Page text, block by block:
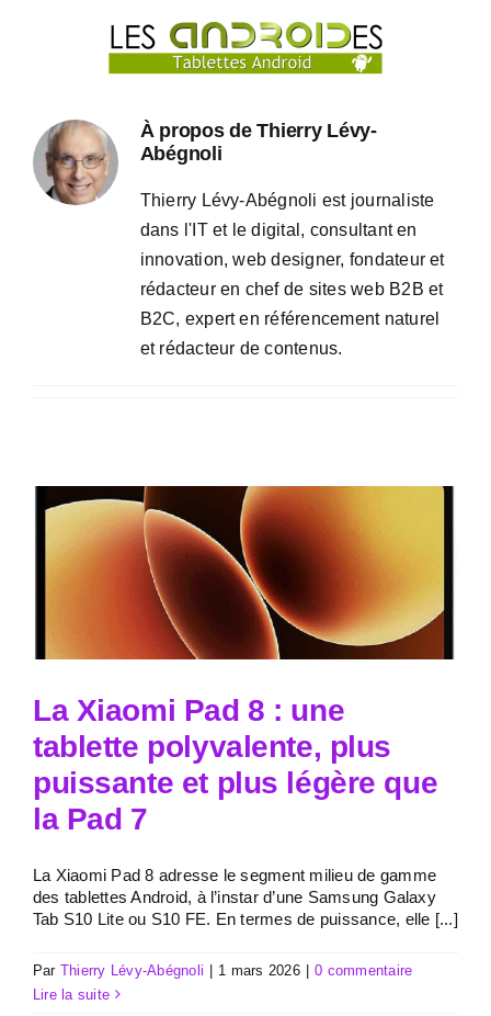
À propos deThierry Lévy-
Abégnoli
Thierry Lévy-Abégnoli est journaliste
dans l'IT et le digital, consultant en
innovation, web designer, fondateur et
rédacteur en chef de sites web B2B et
B2C, expert en référencement naturel
et rédacteur de contenus.
La Xiaomi Pad 8 : une
tablette polyvalente, plus
puissante et plus légère que
la Pad 7
La Xiaomi Pad 8 adresse le segment milieu de gamme
des tablettes Android, à l’instar d’une Samsung Galaxy
Tab S10 Lite ou S10 FE. En termes de puissance, elle [...]
Par Thierry Lévy-Abégnoli 1 mars 2026
0 commentaire
Lire la suite